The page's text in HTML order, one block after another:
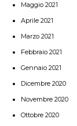
Maggio 2021
Aprile 2021
Marzo 2021
Febbraio 2021
Gennaio 2021
Dicembre 2020
Novembre 2020
Ottobre 2020